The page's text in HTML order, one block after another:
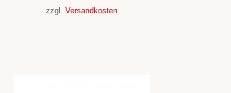
zzgl.Versandkosten